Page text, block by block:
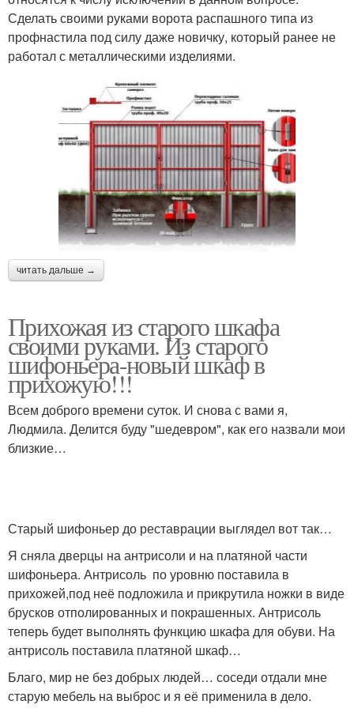
Сделать своими руками ворота распашного типа из
профнастила под силу даже новичку, который ранее не
работал с металлическими изделиями.
читать дальше →
Прихожая из старого шкафа
своими руками. Из старого
шифоньера-новый шкаф в
прихожую!!!
Всем доброго времени суток. И снова с вами я,
Людмила. Делится буду "шедевром", как его назвали мои
близкие…
Старый шифоньер до реставрации выглядел вот так…
Я сняла дверцы на антрисоли и на платяной части
шифоньера. Антрисоль по уровню поставила в
прихожей,под неё подложила и прикрутила ножки в виде
брусков отполированных и покрашенных. Антрисоль
теперь будет выполнять функцию шкафа для обуви. На
антрисоль поставила платяной шкаф…
Благо, мир не без добрых людей… соседи отдали мне
старую мебель на выброс и я её применила в дело.